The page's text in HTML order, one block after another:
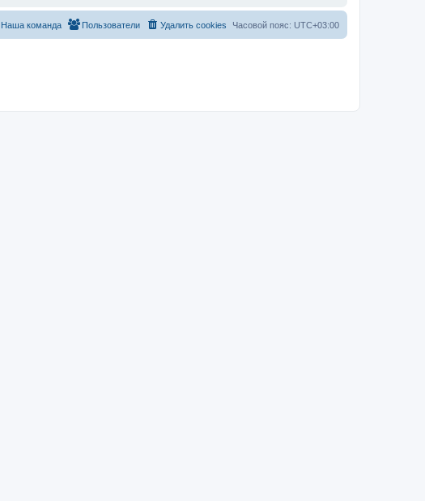
Часовой пояс: UTC+03:00
Удалить cookies
Пользователи
Наша команда